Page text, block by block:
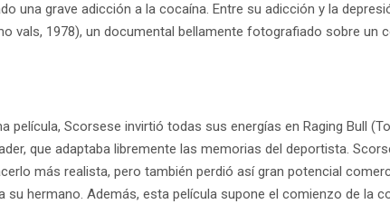
una grave adicción a la cocaína. Entre su adicción y la
vals, 1978), un documental bellamente fotografiado sobre
película, Scorsese invirtió todas sus energías en Raging Bull
que adaptaba libremente las memorias del deportista.
más realista, pero también perdió así gran potencial
su hermano. Además, esta película supone el comienzo de la